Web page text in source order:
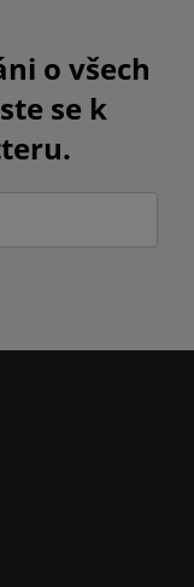
o všech
se k